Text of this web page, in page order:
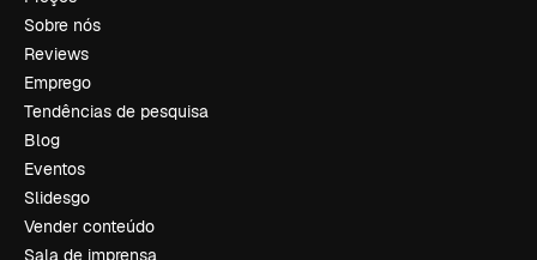
Sobre nós
Reviews
Emprego
Tendências de pesquisa
Blog
Eventos
Slidesgo
Vender conteúdo
Sala de imprensa